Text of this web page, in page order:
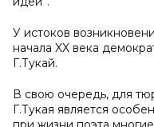
У истоков
начала XX века
Г.Тукай.
В свою очередь, для
Г.Тукая является